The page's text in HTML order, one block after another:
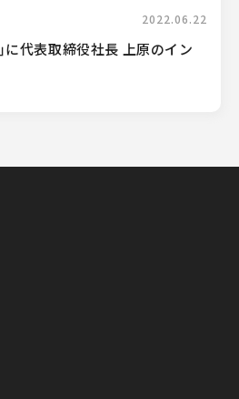
2022.06.22
に代表取締役社長 上原のイン